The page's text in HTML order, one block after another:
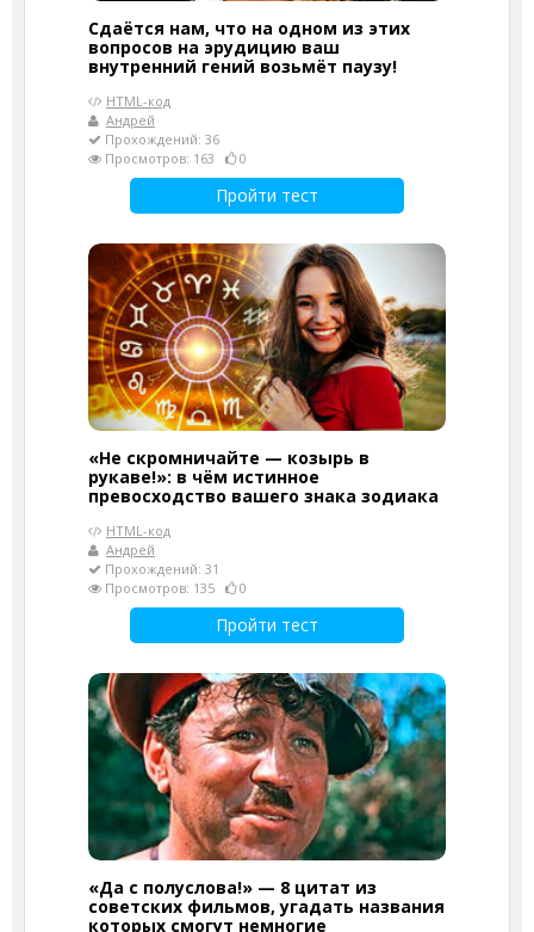
Сдаётся нам, что на одном из этих
вопросов на эрудицию ваш
внутренний гений возьмёт паузу!
HTML-код
Андрей
Прохождений: 36
Просмотров: 163
0
Пройти тест
«Не скромничайте — козырь в
рукаве!»: в чём истинное
превосходство вашего знака зодиака
HTML-код
Андрей
Прохождений: 31
Просмотров: 135
0
Пройти тест
«Да с полуслова!» — 8 цитат из
советских фильмов, угадать названия
которых смогут немногие